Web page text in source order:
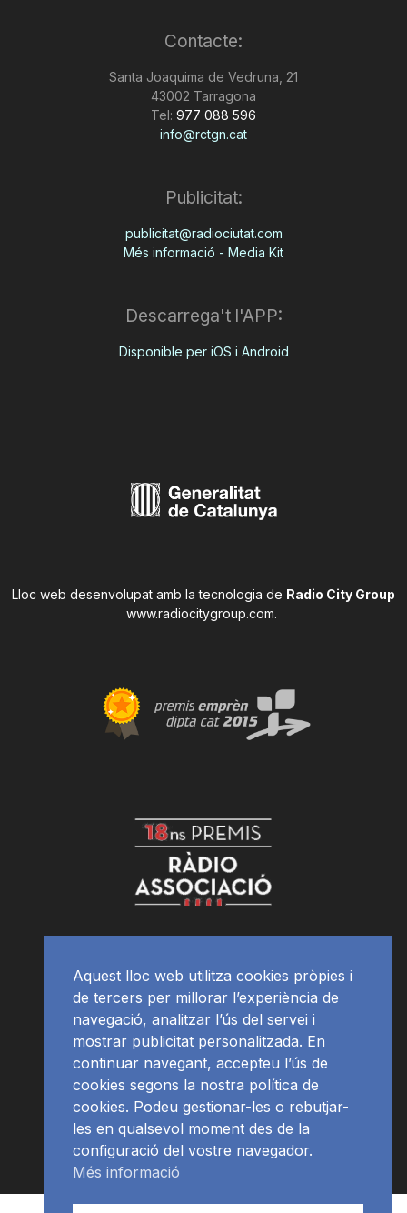
Contacte:
Santa Joaquima de Vedruna, 21
43002 Tarragona
Tel: 977 088 596
info@rctgn.cat
Publicitat:
publicitat@radiociutat.com
Més informació - Media Kit
Descarrega't l'APP:
Disponible per iOS i Android
Lloc web desenvolupat amb la tecnologia de Radio City Group
www.radiocitygroup.com.
Aquest lloc web utilitza cookies pròpies i
de tercers per millorar l’experiència de
navegació, analitzar l’ús del servei i
mostrar publicitat personalitzada. En
continuar navegant, accepteu l’ús de
cookies segons la nostra política de
cookies. Podeu gestionar-les o rebutjar-
les en qualsevol moment des de la
configuració del vostre navegador.
Més informació